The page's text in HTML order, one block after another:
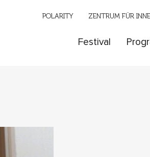
Festival
POLARITY ZENTRUM FÜR